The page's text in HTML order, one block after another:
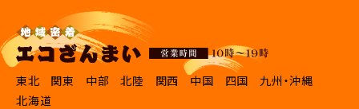
東北 関東 中部 北陸 関西 中国 四国
九州・沖縄
北海道